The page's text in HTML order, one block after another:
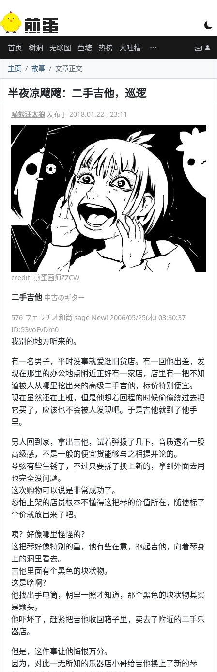
首页 树洞 无聊图 鱼塘 热榜 大吐槽
主页 故事 文章正文
半夜凉飕飕：二手吉他，巡逻
喵熊汪太狼 发布于 2018.01.22 , 23:11
credit: 煎蛋画师ZZCW
二手吉他 中古のギター
576 フェラチオ和尚 sage New! 2006/05/25(木) 03:30:37
ID:53voFvDm0
我别的地方听来的。
有一名男子，平时没事就爱逛旧货店。有一回他出差，发
现在那里的办公地点附近正好有一家店，店里有一把不知
道被人从哪里挖出来的高级二手吉他，标价特别便宜。
现在虽然还在上班，但是他想着回程的时候偷偷绕过去把
它买了，应该也不会被人发现吧。于是吉他就到了他手
里。
男人回到家，拿出吉他，试着弹拨了几下，音质透着一股
高级感，不是一般的便宜货能够与之相提并论的。
琴弦有些生锈了，不过只要拆了换上新的，拿到外面去用
也完全没问题。
这次购物可以说是非常成功了。
恐怕上架的店员根本不懂得这把琴的价值所在，随便标了
个价就放出来了吧。
咦？好像哪里怪怪的？
这把琴好像特别的重，他有些在意，抱起吉他，向着琴身
上的洞里看去。
吉他里面有个黑色的块状物。
这是啥啊？
他找出手电筒，朝里一照才知道，那个黑色的块状物其实
是颗头。
他吓坏了，赶紧把吉他收回箱子里，卖去了附近的二手乐
器店。
但是，这件事让他悔恨万分。
因为，对此一无所知的乐器店小哥给吉他换上了新的琴